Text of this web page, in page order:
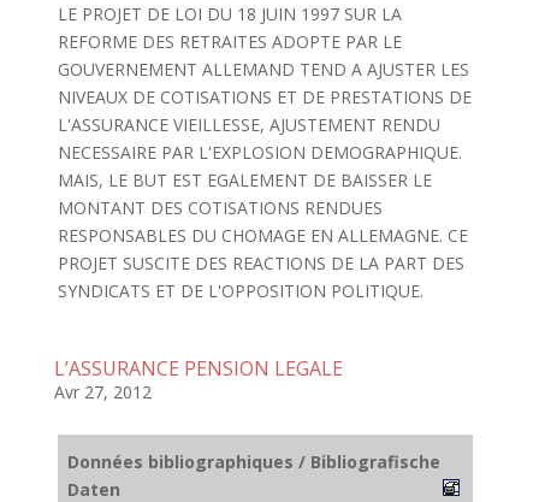
LE PROJET DE LOI DU 18 JUIN 1997 SUR LA
REFORME DES RETRAITES ADOPTE PAR LE
GOUVERNEMENT ALLEMAND TEND A AJUSTER LES
NIVEAUX DE COTISATIONS ET DE PRESTATIONS DE
L'ASSURANCE VIEILLESSE, AJUSTEMENT RENDU
NECESSAIRE PAR L'EXPLOSION DEMOGRAPHIQUE.
MAIS, LE BUT EST EGALEMENT DE BAISSER LE
MONTANT DES COTISATIONS RENDUES
RESPONSABLES DU CHOMAGE EN ALLEMAGNE. CE
PROJET SUSCITE DES REACTIONS DE LA PART DES
SYNDICATS ET DE L'OPPOSITION POLITIQUE.
L’ASSURANCE PENSION LEGALE
Avr 27, 2012
Données bibliographiques / Bibliografische
Daten